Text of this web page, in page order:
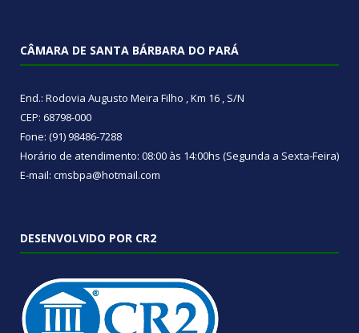
CÂMARA DE SANTA BÁRBARA DO PARÁ
End.: Rodovia Augusto Meira Filho , Km 16 , S/N
CEP: 68798-000
Fone: (91) 98486-7288
Horário de atendimento: 08:00 às 14:00hs (Segunda a Sexta-Feira)
E-mail: cmsbpa@hotmail.com
DESENVOLVIDO POR CR2